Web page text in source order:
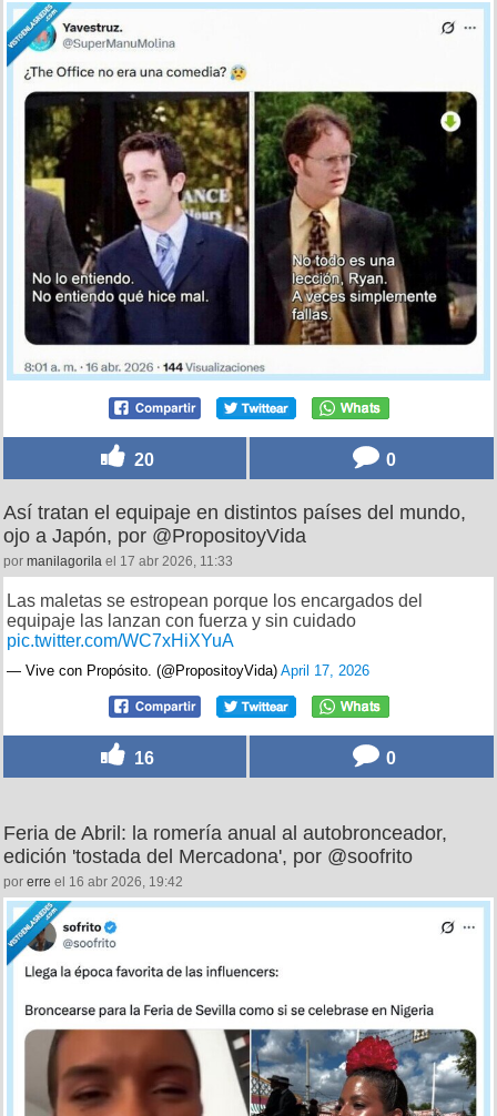
20 0
Así tratan el equipaje en distintos países del mundo,
ojo a Japón, por @PropositoyVida
por manilagorila el 17 abr 2026, 11:33
Las maletas se estropean porque los encargados del
equipaje las lanzan con fuerza y sin cuidado
pic.twitter.com/WC7xHiXYuA
— Vive con Propósito. (@PropositoyVida) April 17, 2026
16 0
Feria de Abril: la romería anual al autobronceador,
edición 'tostada del Mercadona', por @soofrito
por erre el 16 abr 2026, 19:42